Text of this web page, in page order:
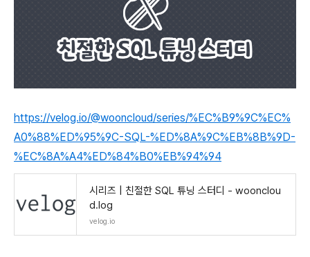
https://velog.io/@wooncloud/series/%EC%B9%9C%EC%
A0%88%ED%95%9C-SQL-%ED%8A%9C%EB%8B%9D-
%EC%8A%A4%ED%84%B0%EB%94%94
시리즈 | 친절한 SQL 튜닝 스터디 - woonclou
d.log
velog.io